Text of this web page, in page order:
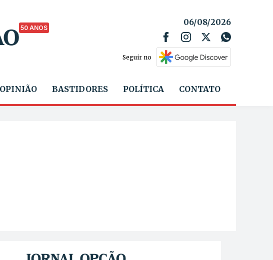
50 ANOS
06/08/2026
Seguir no
OPINIÃO BASTIDORES POLÍTICA CONTATO